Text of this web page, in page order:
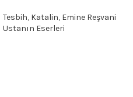
Tesbih, Katalin, Emine Reşvani
Ustanın Eserleri